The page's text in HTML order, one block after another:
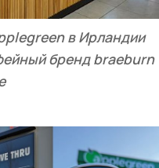
в Ирландии
бренд braeburn